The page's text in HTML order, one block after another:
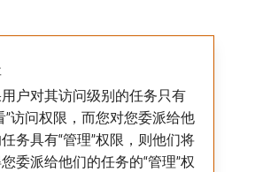
户对其访问级别的任务只有
”访问权限，而您对您委派给他
务具有“管理”权限，则他们将
委派给他们的任务的“管理”权